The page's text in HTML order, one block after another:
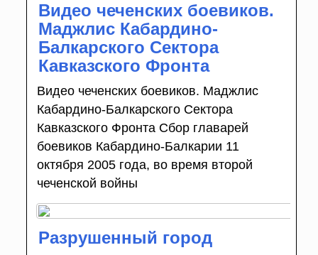
Видео чеченских боевиков.
Маджлис Кабардино-
Балкарского Сектора
Кавказского Фронта
Видео чеченских боевиков. Маджлис
Кабардино-Балкарского Сектора
Кавказского Фронта Сбор главарей
боевиков Кабардино-Балкарии 11
октября 2005 года, во время второй
чеченской войны
Разрушенный город